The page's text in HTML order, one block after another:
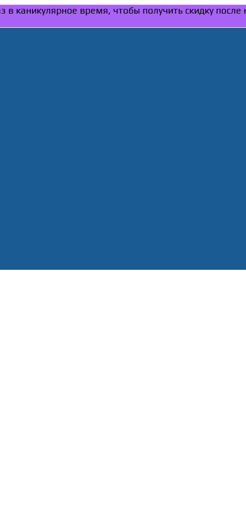
каникулярное время, чтобы получить скидку